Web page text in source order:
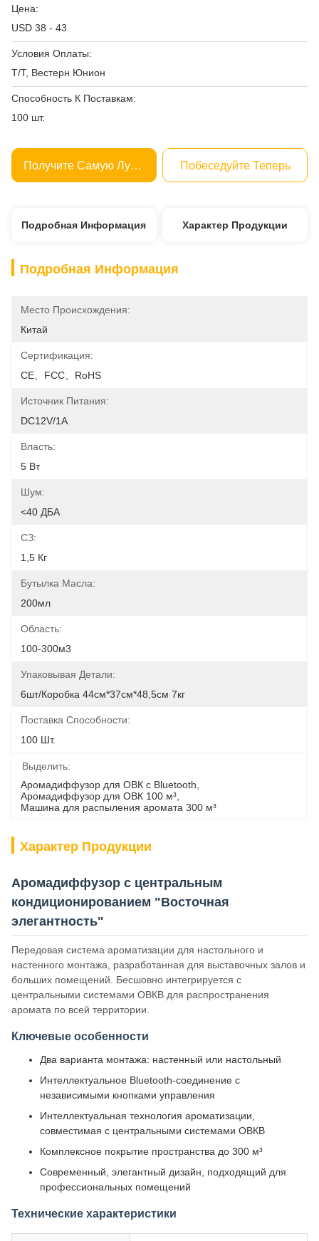
Цена:
USD 38 - 43
Условия Оплаты:
Т/Т, Вестерн Юнион
Способность К Поставкам:
100 шт.
Получите Самую Лучшую Цену Побеседуйте Теперь
Подробная Информация Характер Продукции
Подробная Информация
Место Происхождения:
Китай
Сертификация:
CE、FCC、RoHS
Источник Питания:
DC12V/1A
Власть:
5 Вт
Шум:
<40 ДБА
СЗ:
1,5 Кг
Бутылка Масла:
200мл
Область:
100-300м3
Упаковывая Детали:
6шт/коробка 44см*37см*48,5см 7кг
Поставка Способности:
100 Шт.
Выделить:
Аромадиффузор для ОВК с Bluetooth
Аромадиффузор для ОВК 100 м³
Машина для распыления аромата 300 м³
Характер Продукции
Аромадиффузор с центральным
кондиционированием "Восточная
элегантность"
Передовая система ароматизации для настольного и
настенного монтажа, разработанная для выставочных залов и
больших помещений. Бесшовно интегрируется с
центральными системами ОВКВ для распространения
аромата по всей территории.
Ключевые особенности
Два варианта монтажа: настенный или настольный
Интеллектуальное Bluetooth-соединение с
независимыми кнопками управления
Интеллектуальная технология ароматизации,
совместимая с центральными системами ОВКВ
Комплексное покрытие пространства до 300 м³
Современный, элегантный дизайн, подходящий для
профессиональных помещений
Технические характеристики